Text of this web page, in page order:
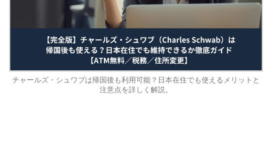
チャールズ・シュワブは帰国後も利用可能？日本在住でも使えるメリットと
注意点を詳しく解説。